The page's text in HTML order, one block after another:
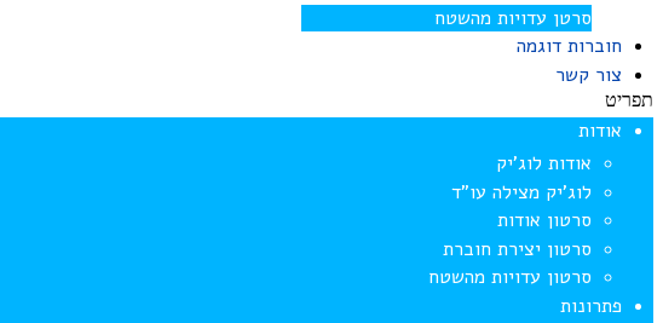
סרטן עדויות מהשטח
חוברות דוגמה
צור קשר
תפריט
אודות
אודות לוג’יק
לוג’יק מצילה עו”ד
סרטון אודות
סרטון יצירת חוברת
סרטון עדויות מהשטח
פתרונות